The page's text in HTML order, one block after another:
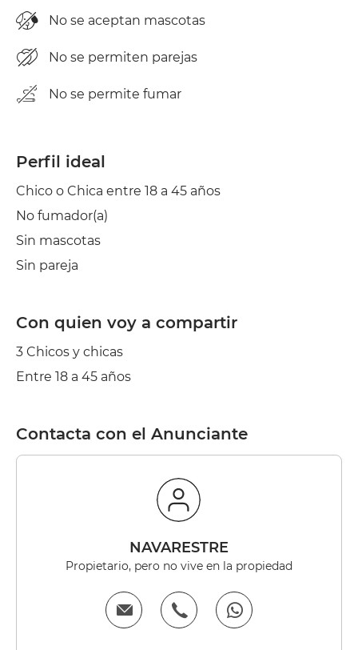
No se aceptan mascotas
No se permiten parejas
No se permite fumar
Perfil ideal
Chico o Chica entre 18 a 45 años
No fumador(a)
Sin mascotas
Sin pareja
Con quien voy a compartir
3 Chicos y chicas
Entre 18 a 45 años
Contacta con el Anunciante
NAVARESTRE
Propietario, pero no vive en la propiedad